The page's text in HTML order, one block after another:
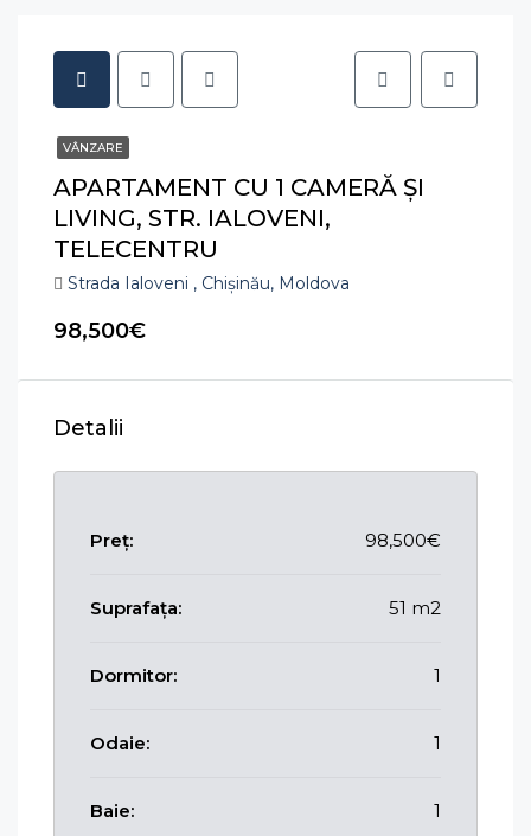
VÂNZARE
APARTAMENT CU 1 CAMERĂ ŞI
LIVING, STR. IALOVENI,
TELECENTRU
Strada Ialoveni , Chișinău, Moldova
98,500€
Detalii
Preț: 98,500€
Suprafața: 51 m2
Dormitor: 1
Odaie: 1
Baie: 1